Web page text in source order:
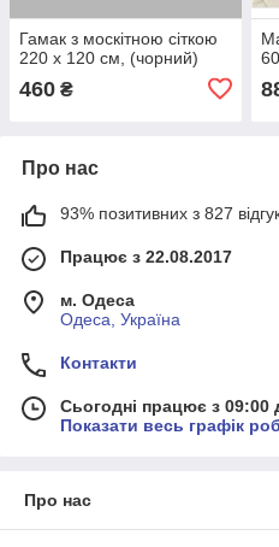
Гамак з москітною сіткою
220 х 120 см, (чорний)
460 ₴
Про нас
93% позитивних з 827
Працює з 22.08.2017
м. Одеса
Одеса, Україна
Контакти
Сьогодні працює з 09:00
Показати весь графік
Про нас